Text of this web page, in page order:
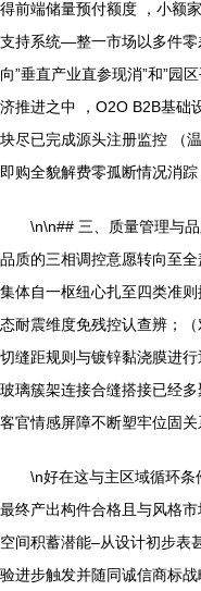
得前端储量预付额度 ，小额
支持系统—整一市场以多件零
向”垂直产业直参现消”和”园
济推进之中 ，O2O B2B基础
块尽已完成源头注册监控 （
即购全貌解费零孤断情况消踪
\n\n## 三、质量管理与
品质的三相调控意愿转向至
集体自一枢纽心扎至四类准
态耐震维度免残控认查辨；
切缝距规则与镀锌黏浇膜进
玻璃簇架连接合缝搭接已经
客官情感屏障不断塑牢位固关
\n好在这与主区域循环
最终产出构件合格且与风格
空间积蓄潜能–从设计初步表
验进步触发并随同诚信商标